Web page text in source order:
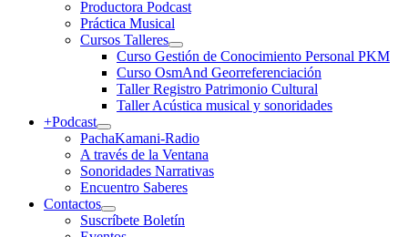
Productora Podcast
Práctica Musical
Cursos Talleres
Curso Gestión de Conocimiento Personal PKM
Curso OsmAnd Georreferenciación
Taller Registro Patrimonio Cultural
Taller Acústica musical y sonoridades
+Podcast
PachaKamani-Radio
A través de la Ventana
Sonoridades Narrativas
Encuentro Saberes
Contactos
Suscríbete Boletín